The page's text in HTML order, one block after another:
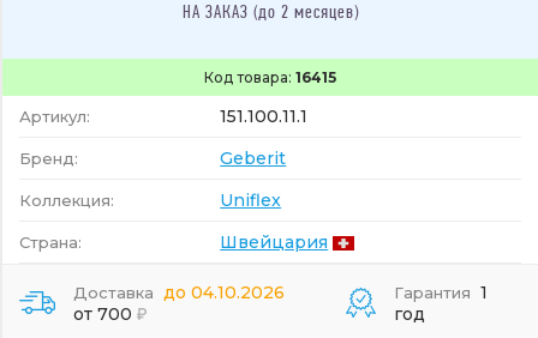
Код товара: 16415
Артикул: 151.100.11.1
Бренд: Geberit
Коллекция: Uniflex
Страна: Швейцария
НА ЗАКАЗ (до 2 месяцев)
Доставка до 04.10.2026
от 700
Гарантия 1
год